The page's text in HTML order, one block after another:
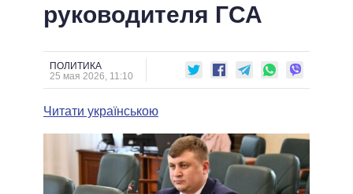
ОБЗОРЫ
ДАЙДЖЕСТЫ
ПРЕЗИДЕНТ И ОФИС
ВЕРХОВНАЯ РАДА
КАБИНЕТ МИНИСТРОВ
МЭРЫ
ВСЕ ПЕРСОНЫ
ПОДДЕРЖАТЬ
СРАВНЕНИЕ ПОЛИТИКОВ
руководителя ГСА
ПОЛИТИКА
25 мая 2026, 11:10
Читати українською